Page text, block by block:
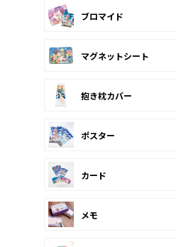
ブロマイド
マグネットシート
抱き枕カバー
ポスター
カード
メモ